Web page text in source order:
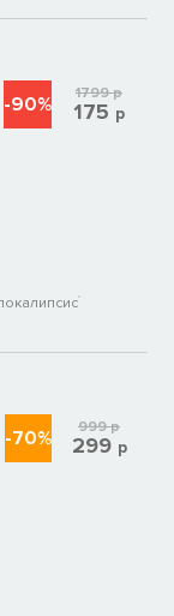
-90% 1799р
175 р
-70% 999р
299 р